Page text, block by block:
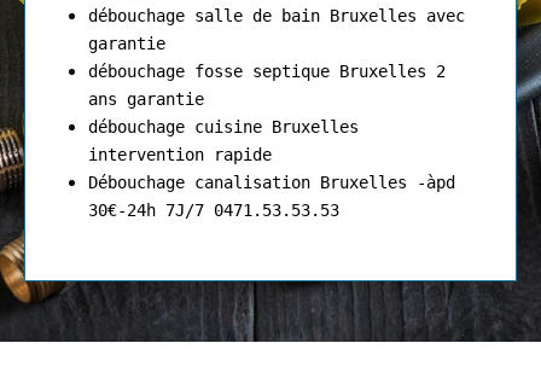
débouchage salle de bain Bruxelles avec
garantie
débouchage fosse septique Bruxelles 2
ans garantie
débouchage cuisine Bruxelles
intervention rapide
Débouchage canalisation Bruxelles -àpd
30€-24h 7J/7 0471.53.53.53